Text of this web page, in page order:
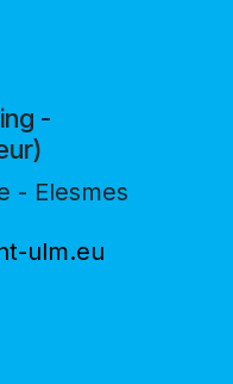
-
- Elesmes
ulm.eu